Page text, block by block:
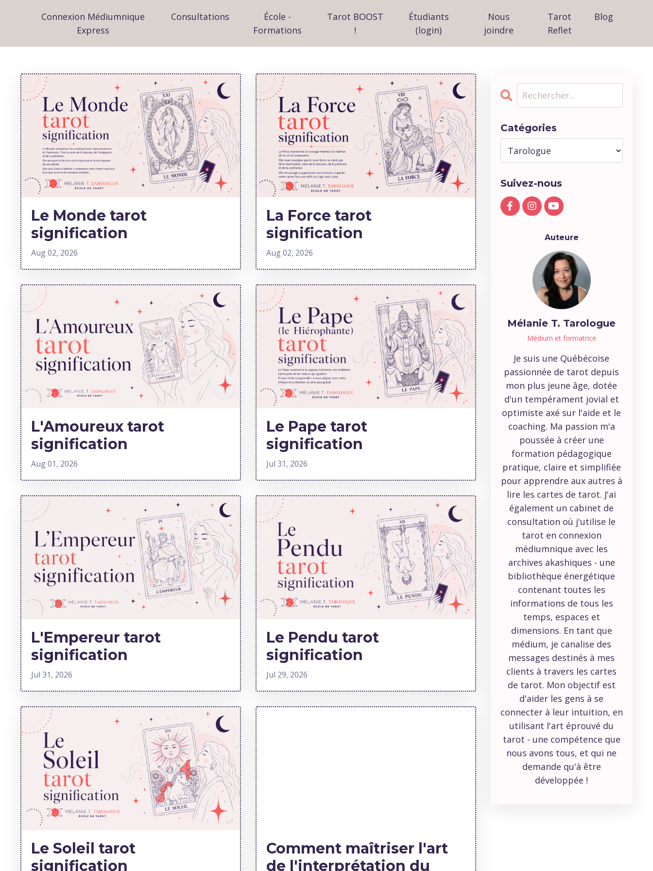
Connexion Médiumnique
Express
Consultations
École -
Formations
Tarot BOOST
!
Étudiants
(login)
Nous
joindre
Tarot
Reflet
Blog
Le Monde tarot
signification
Aug 02, 2026
La Force tarot
signification
Aug 02, 2026
L'Amoureux tarot
signification
Aug 01, 2026
Le Pape tarot
signification
Jul 31, 2026
L'Empereur tarot
signification
Jul 31, 2026
Le Pendu tarot
signification
Jul 29, 2026
Le Soleil tarot
signification
Comment maîtriser l'art
de l'interprétation du
Catégories
Suivez-nous
Auteure
Mélanie T. Tarologue
Médium et formatrice
Je suis une Québécoise
passionnée de tarot depuis
mon plus jeune âge, dotée
d'un tempérament jovial et
optimiste axé sur l'aide et le
coaching. Ma passion m'a
poussée à créer une
formation pédagogique
pratique, claire et simplifiée
pour apprendre aux autres à
lire les cartes de tarot. J'ai
également un cabinet de
consultation où j'utilise le
tarot en connexion
médiumnique avec les
archives akashiques - une
bibliothèque énergétique
contenant toutes les
informations de tous les
temps, espaces et
dimensions. En tant que
médium, je canalise des
messages destinés à mes
clients à travers les cartes
de tarot. Mon objectif est
d'aider les gens à se
connecter à leur intuition, en
utilisant l'art éprouvé du
tarot - une compétence que
nous avons tous, et qui ne
demande qu'à être
développée !